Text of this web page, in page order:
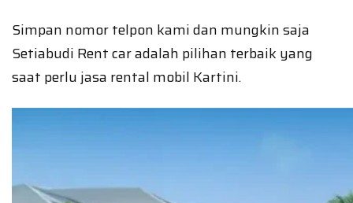
Simpan nomor telpon kami dan mungkin saja
Setiabudi Rent car adalah pilihan terbaik yang
saat perlu jasa rental mobil Kartini.